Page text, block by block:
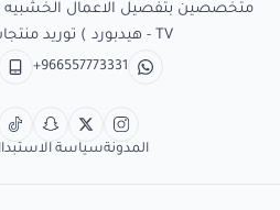
متخصصين بتفصيل الاعمال الخشبيه
TV - هيدبورد ) توريد منتجات وبدائل الديكور
+966557773331
المدونةسياسة